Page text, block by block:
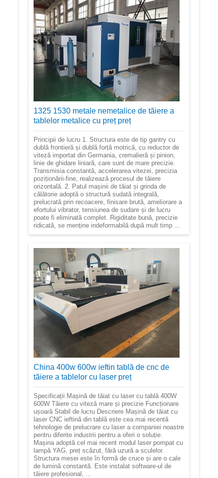
1325 1530 metale nemetalice de tăiere a
tablelor metalice cu preț preț
Principii de lucru 1. Structura este de tip gantry cu
dublă frontieră și dublă forță motrică, cu reductor de
viteză importat din Germania, cremalieră și pinion,
linie de ghidare liniară, care sunt de mare precizie.
Transmisia constantă, accelerarea vitezei, precizia
poziționării-fine, realizează procesul de tăiere
orizontală. 2. Patul mașinii de tăiat și grinda de
călătorie adoptă o structură sudată integrală,
prelucrată prin recoacere, finisare brută, ameliorare a
efortului vibrator, tensiunea de sudare și de lucru
poate fi eliminată complet. Rigiditate bună, precizie
ridicată, se menține indeformabilă după mult timp ...
China 400w 600w ieftin tablă de cnc de
tăiere a tablelor cu laser preț
Specificații Mașină de tăiat cu laser cu tablă 400W
600W Tăiere cu viteză mare și precizie Funcționare
ușoară Stabil de lucru Descriere Mașină de tăiat cu
laser CNC ieftină din tablă este cea mai recentă
tehnologie de prelucrare cu laser a companiei noastre
pentru diferite industrii pentru a oferi o soluție.
Mașina adoptă cel mai recent modul laser pompat cu
lampă YAG, preț scăzut, fără uzură a sculelor.
Structura mesei este în formă de cruce și are o cale
de lumină constantă. Este instalat software-ul de
tăiere profesional, ...